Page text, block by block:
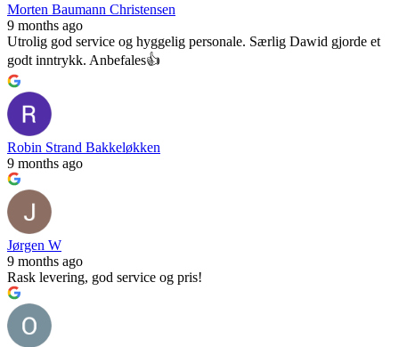
Morten Baumann Christensen
9 months ago
Utrolig god service og hyggelig personale. Særlig Dawid gjorde et
godt inntrykk. Anbefales👍
Robin Strand Bakkeløkken
9 months ago
Jørgen W
9 months ago
Rask levering, god service og pris!